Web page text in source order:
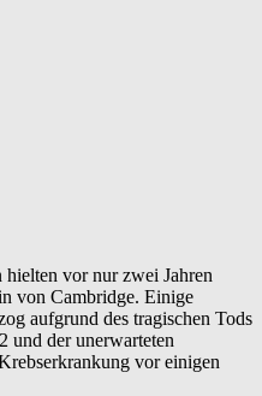
vor nur zwei Jahren
von Cambridge. Einige
aufgrund des tragischen Tods
und der unerwarteten
vor einigen